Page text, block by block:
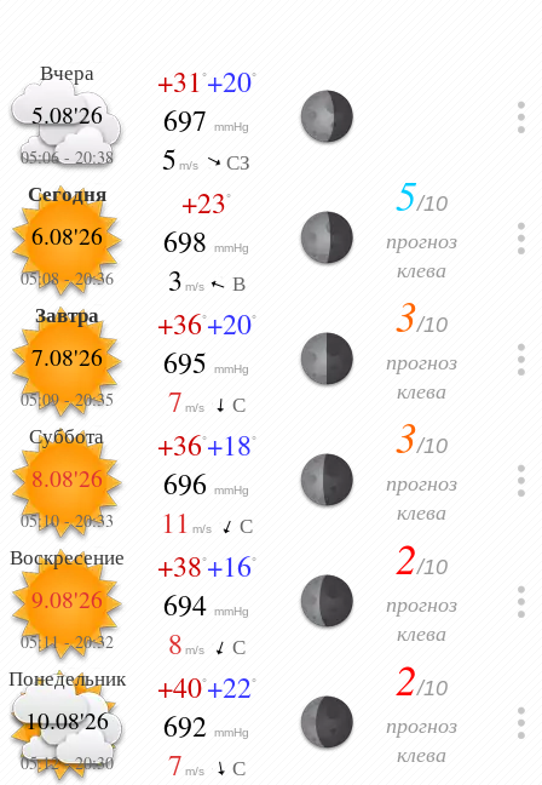
Вчера
5.08'26
05:06- 20:38
+31°+20°
697mmHg
5 m/s СЗ
Сегодня
6.08'26
05:08-20:36
+23°
698mmHg
3 m/s В
5/10
прогноз
клева
Завтра
7.08'26
05:09-20:35
+36°+20°
695mmHg
7 m/s С
3/10
прогноз
клева
Суббота
8.08'26
05:10-20:33
+36°+18°
696mmHg
11 m/s С
3/10
прогноз
клева
Воскресение
9.08'26
05:11-20:32
+38°+16°
694mmHg
8 m/s С
2/10
прогноз
клева
Понедельник
10.08'26
05:12-20:30
+40°+22°
692mmHg
7 m/s С
2/10
прогноз
клева